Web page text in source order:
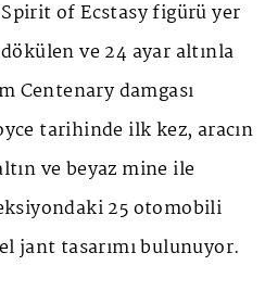
Spirit of Ecstasyfigürü yer
ve 24 ayar altınla
Centenarydamgası
tarihinde ilk kez, aracın
ve beyaz mine ile
25 otomobili
jant tasarımı bulunuyor.